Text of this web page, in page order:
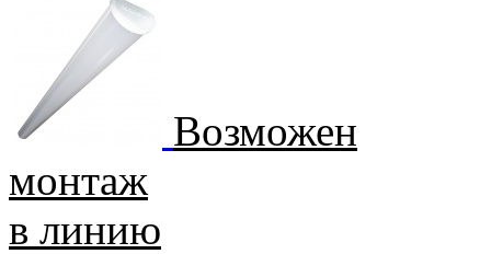
Возможен
монтаж
в линию